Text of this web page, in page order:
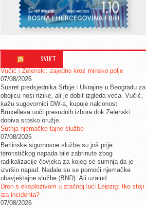
SVIJET
Vučić i Zelenski: zajedno kroz minsko polje
07/08/2026
Susret predsjednika Srbije i Ukrajine u Beogradu za
obojicu nosi rizike, ali je dobit izgleda veća. Vučić,
kažu sugovornici DW-a, kupuje naklonost
Bruxellesa uoči presudnih izbora dok Zelenski
dobiva srpsko oružje.
Šutnja njemačke tajne službe
07/08/2026
Berlinske sigurnosne službe su još prije
terorističkog napada bile zabrinute zbog
radikalizacije čovjeka za kojeg se sumnja da je
izvršio napad. Nadale su se pomoći njemačke
obavještajne službe (BND). Ali uzalud.
Dron s eksplozivom u zračnoj luci Leipzig: tko stoji
iza incidenta?
07/08/2026